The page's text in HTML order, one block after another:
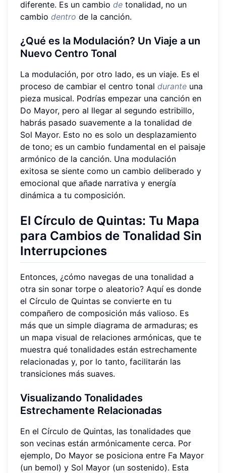
diferente. Es un cambio de tonalidad, no un
cambio dentro de la canción.
¿Qué es la Modulación? Un Viaje a un
Nuevo Centro Tonal
La modulación, por otro lado, es un viaje. Es el
proceso de cambiar el centro tonal durante una
pieza musical. Podrías empezar una canción en
Do Mayor, pero al llegar al segundo estribillo,
habrás pasado suavemente a la tonalidad de
Sol Mayor. Esto no es solo un desplazamiento
de tono; es un cambio fundamental en el paisaje
armónico de la canción. Una modulación
exitosa se siente como un cambio deliberado y
emocional que añade narrativa y energía
dinámica a tu composición.
El Círculo de Quintas: Tu Mapa
para Cambios de Tonalidad Sin
Interrupciones
Entonces, ¿cómo navegas de una tonalidad a
otra sin sonar torpe o aleatorio? Aquí es donde
el Círculo de Quintas se convierte en tu
compañero de composición más valioso. Es
más que un simple diagrama de armaduras; es
un mapa visual de relaciones armónicas, que te
muestra qué tonalidades están estrechamente
relacionadas y, por lo tanto, facilitarán las
transiciones más suaves.
Visualizando Tonalidades
Estrechamente Relacionadas
En el Círculo de Quintas, las tonalidades que
son vecinas están armónicamente cerca. Por
ejemplo, Do Mayor se posiciona entre Fa Mayor
(un bemol) y Sol Mayor (un sostenido). Esta